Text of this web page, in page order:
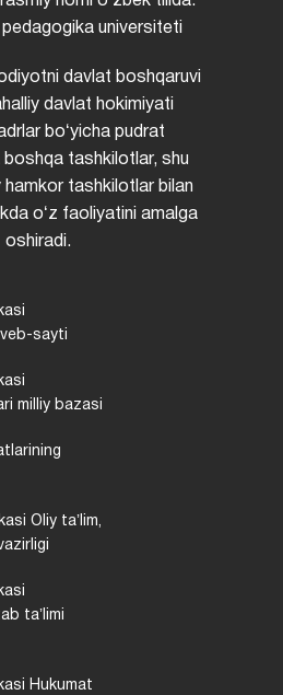
universiteti
davlat boshqaruvi
davlat hokimiyati
boʻyicha pudrat
tashkilotlar, shu
hamkor tashkilotlar bilan
oʻz faoliyatini amalga
oshiradi.
sayti
milliy bazasi
Oliy taʼlim,
taʼlimi
Hukumat